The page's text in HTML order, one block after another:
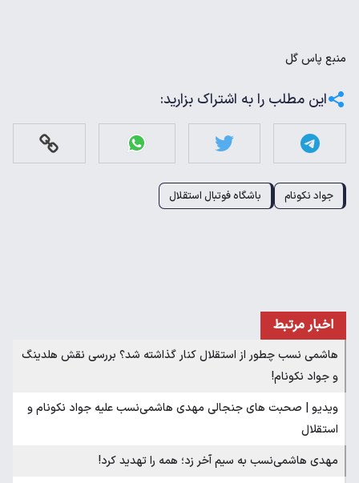
منبع پاس گل
این مطلب را به اشتراک بزارید:
جواد نکونام باشگاه فوتبال استقلال
اخبار مرتبط
هاشمی نسب چطور از استقلال کنار گذاشته شد؟ بررسی نقش هلدینگ
و جواد نکونام!
ویدیو | صحبت های جنجالی مهدی هاشمی‌نسب علیه جواد نکونام و
استقلال
مهدی هاشمی‌نسب به سیم آخر زد؛ همه را تهدید کرد!